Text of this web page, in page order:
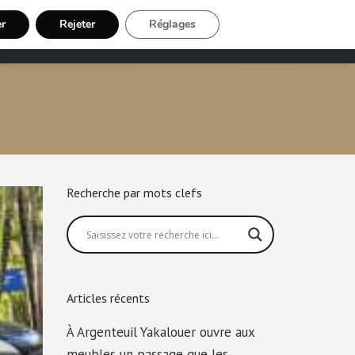
VTC Inscription Chauffeur
Recherche par mots clefs
Articles récents
À Argenteuil Yakalouer ouvre aux
Rejeter Réglages